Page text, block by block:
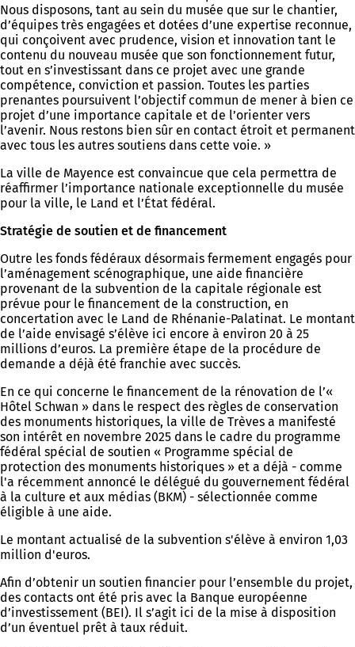
Nous disposons, tant au sein du musée que sur le chantier,
d’équipes très engagées et dotées d’une expertise reconnue,
qui conçoivent avec prudence, vision et innovation tant le
contenu du nouveau musée que son fonctionnement futur,
tout en s’investissant dans ce projet avec une grande
compétence, conviction et passion. Toutes les parties
prenantes poursuivent l’objectif commun de mener à bien ce
projet d’une importance capitale et de l’orienter vers
l’avenir. Nous restons bien sûr en contact étroit et permanent
avec tous les autres soutiens dans cette voie. »
La ville de Mayence est convaincue que cela permettra de
réaffirmer l’importance nationale exceptionnelle du musée
pour la ville, le Land et l’État fédéral.
Stratégie de soutien et de financement
Outre les fonds fédéraux désormais fermement engagés pour
l’aménagement scénographique, une aide financière
provenant de la subvention de la capitale régionale est
prévue pour le financement de la construction, en
concertation avec le Land de Rhénanie-Palatinat. Le montant
de l’aide envisagé s’élève ici encore à environ 20 à 25
millions d’euros. La première étape de la procédure de
demande a déjà été franchie avec succès.
En ce qui concerne le financement de la rénovation de l’«
Hôtel Schwan » dans le respect des règles de conservation
des monuments historiques, la ville de Trèves a manifesté
son intérêt en novembre 2025 dans le cadre du programme
fédéral spécial de soutien « Programme spécial de
protection des monuments historiques » et a déjà - comme
l'a récemment annoncé le délégué du gouvernement fédéral
à la culture et aux médias (BKM) - sélectionnée comme
éligible à une aide.
Le montant actualisé de la subvention s'élève à environ 1,03
million d'euros.
Afin d’obtenir un soutien financier pour l’ensemble du projet,
des contacts ont été pris avec la Banque européenne
d’investissement (BEI). Il s’agit ici de la mise à disposition
d’un éventuel prêt à taux réduit.